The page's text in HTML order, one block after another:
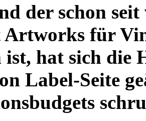
der schon
Artworks für
ist, hat sich die
Label-Seite